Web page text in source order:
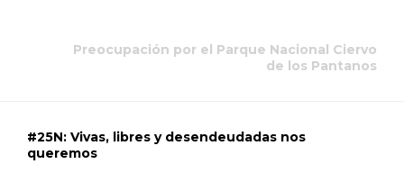
Preocupación por el Parque Nacional Ciervo
de los Pantanos
#25N: Vivas, libres y desendeudadas nos
queremos